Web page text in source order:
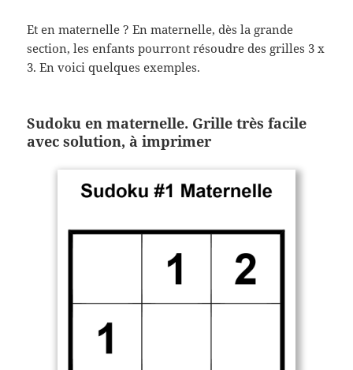
Et en maternelle ? En maternelle, dès la grande
section, les enfants pourront résoudre des grilles 3 x
3. En voici quelques exemples.
Sudoku en maternelle. Grille très facile
avec solution, à imprimer